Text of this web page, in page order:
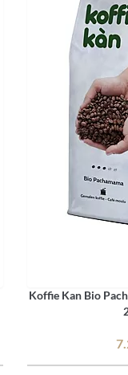
Koffie Kan Bio